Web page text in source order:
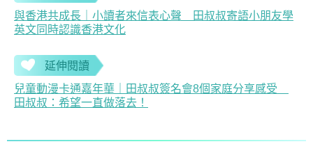
與香港共成長｜小讀者來信表心聲 田叔叔寄語小朋友學
英文同時認識香港文化
延伸閱讀
兒童動漫卡通嘉年華｜田叔叔簽名會8個家庭分享感受
田叔叔：希望一直做落去！